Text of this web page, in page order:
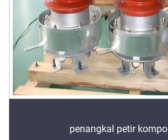
penangkal petir